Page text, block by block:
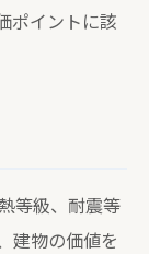
ポイントに該
等級、耐震等
建物の価値を